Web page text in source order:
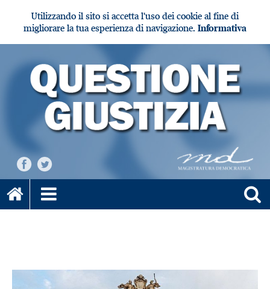
Utilizzando il sito si accetta l'uso dei cookie al fine di
migliorare la tua esperienza di navigazione. Informativa